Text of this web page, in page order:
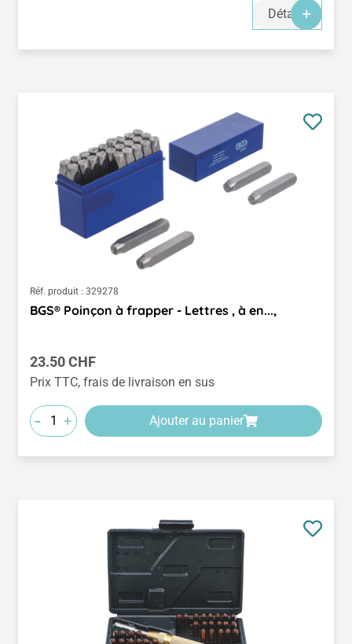
Détails
Réf. produit : 329278
BGS® Poinçon à frapper - Lettres , à en...,
Prix régulier :
23.50 CHF
Prix TTC, frais de livraison en sus
- + Ajouter au panier